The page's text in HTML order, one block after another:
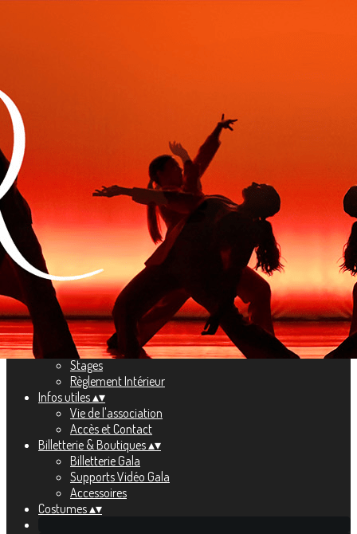
Menu
Ajoutez un logo, un bouton, des réseaux sociaux
Cliquez pour éditer
L'Association▴▾
Présentation
Professeurs
Conseil d'Administration
Palmarès des Élèves
Cours & Stages▴▾
S'inscrire
Cours de Danse
Planning des Cours et Tarifs
Stages
Règlement Intérieur
Infos utiles▴▾
Vie de l'association
Accès et Contact
Billetterie & Boutiques▴▾
Billetterie Gala
Supports Vidéo Gala
Accessoires
Costumes▴▾